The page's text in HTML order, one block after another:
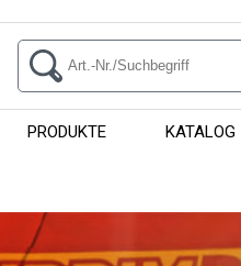
PRODUKTE KATALOG